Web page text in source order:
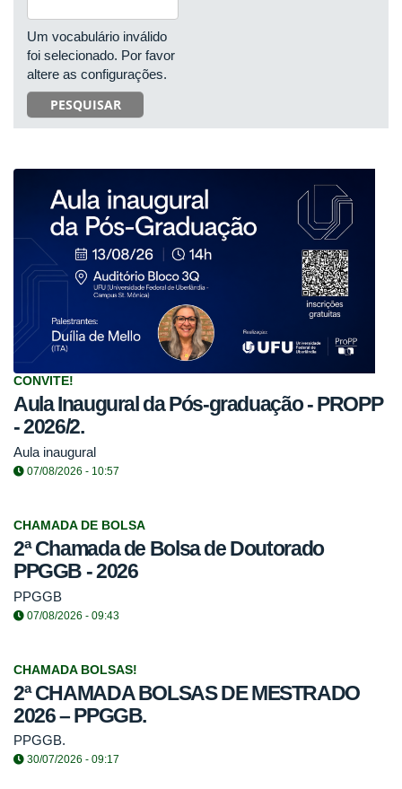
Um vocabulário inválido
foi selecionado. Por favor
altere as configurações.
PESQUISAR
CONVITE!
Aula Inaugural da Pós-graduação - PROPP
- 2026/2.
Aula inaugural
07/08/2026 - 10:57
CHAMADA DE BOLSA
2ª Chamada de Bolsa de Doutorado
PPGGB - 2026
PPGGB
07/08/2026 - 09:43
CHAMADA BOLSAS!
2ª CHAMADA BOLSAS DE MESTRADO
2026 – PPGGB.
PPGGB.
30/07/2026 - 09:17